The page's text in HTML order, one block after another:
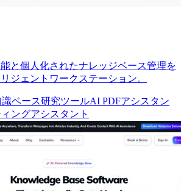
と個人化されたナレッジベース管理を
ジェントワークステーション。
ベース研究ツールAI PDFアシスタン
ングアシスタント